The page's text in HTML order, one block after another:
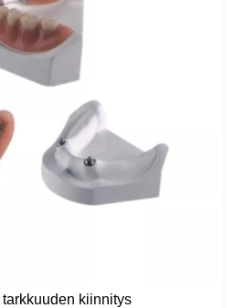
kiinnitys